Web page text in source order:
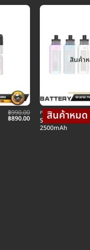
฿990.00
Original
price
฿890.00Current
price
สินค้า
POD พอตบุหรี่ไฟฟ้า
SMOK G-PRIV
2500mAh